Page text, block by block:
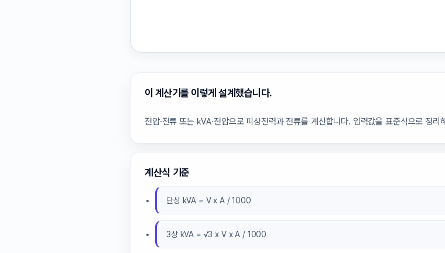
이 계산기를 이렇게 설계했습니다.
전압·전류 또는 kVA·전압으로 피상전력과 전류를 계산합니다. 입력값을 표준식으로 정
계산식 기준
단상 kVA = V x A / 1000
3상 kVA = √3 x V x A / 1000